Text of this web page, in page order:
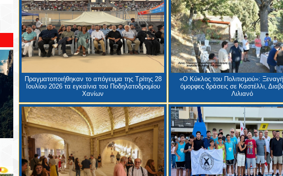
Πραγματοποιήθηκαν το απόγευμα της Τρίτης 28
Ιουλίου 2026 τα εγκαίνια του Ποδηλατοδρομίου
Χανίων
«Ο Κύκλος του Πολιτισμού»:
όμορφες δράσεις σε Καστέλλι,
Λιλιανό